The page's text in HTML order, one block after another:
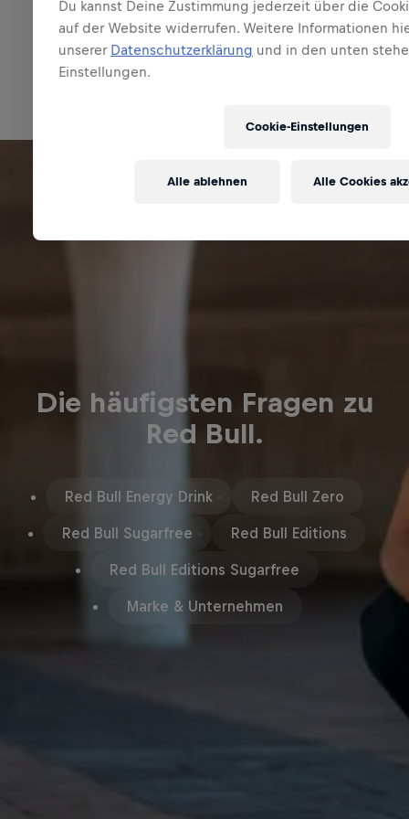
Vollständige Antwort ansehen
Mehr Fragen & Antworten ansehen
Die häufigsten Fragen zu
Red Bull.
Red Bull Energy Drink Red Bull Zero
Red Bull Sugarfree Red Bull Editions
Red Bull Editions Sugarfree
Marke & Unternehmen
Du kannst Deine Zustimmung jederzeit über die
auf der Website widerrufen. Weitere Informationen
unserer Datenschutzerklärung und in den unten
Einstellungen.
Cookie-Einstellungen
Alle ablehnen Alle Cookies